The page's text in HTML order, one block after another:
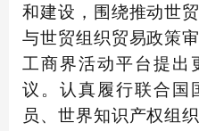
和建设，围绕推动世
与世贸组织贸易政策
工商界活动平台提出
议。认真履行联合国
员、世界知识产权组